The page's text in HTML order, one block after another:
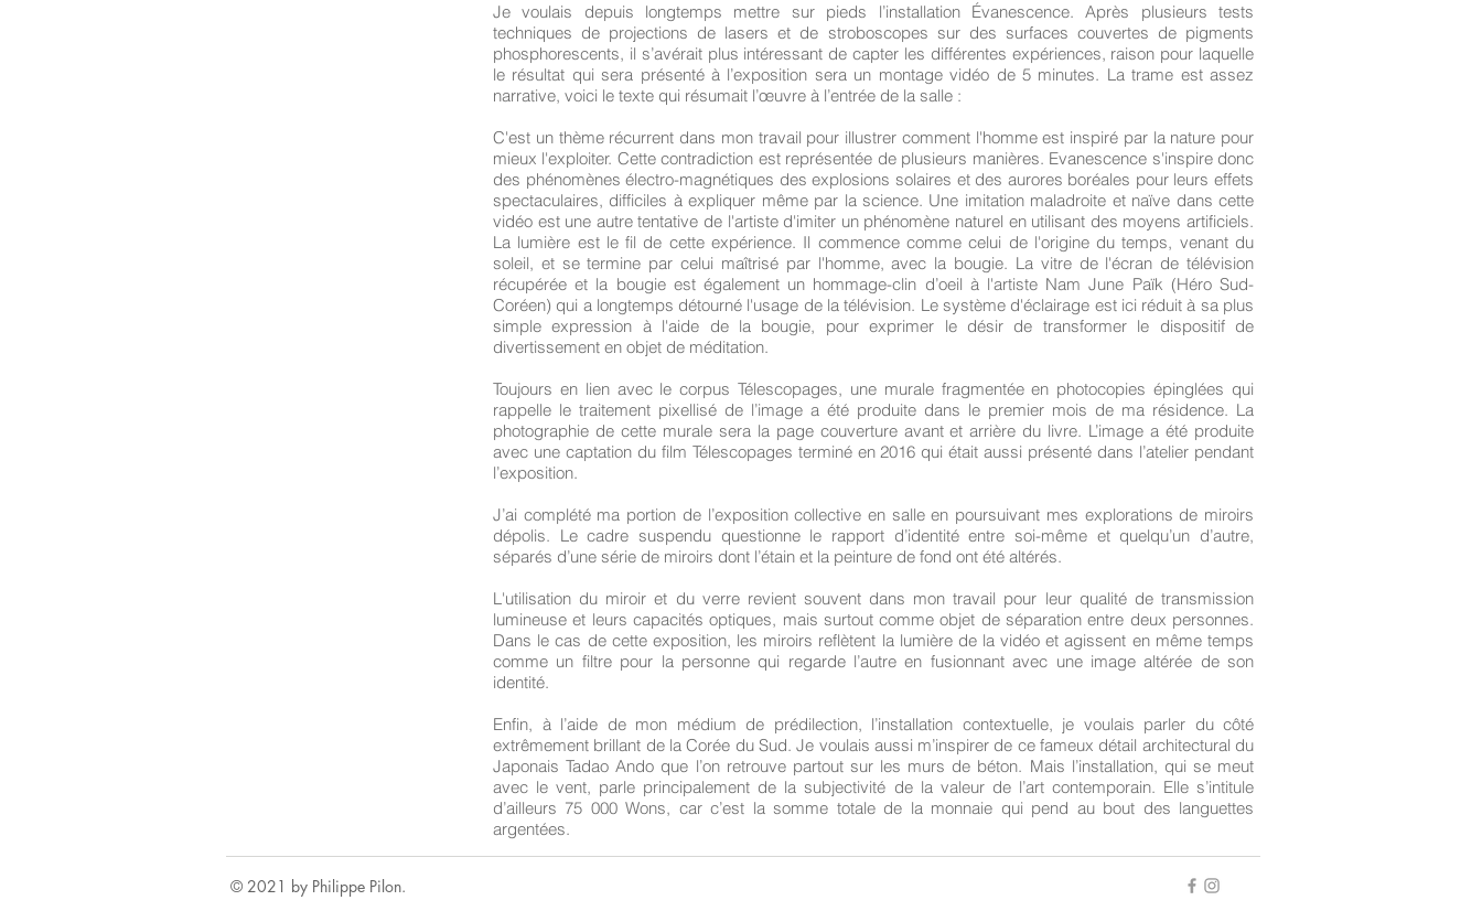
Je voulais depuis longtemps mettre sur pieds l’installation Évanescence. Après plusieurs tests
techniques de projections de lasers et de stroboscopes sur des surfaces couvertes de pigments
phosphorescents, il s’avérait plus intéressant de capter les différentes expériences, raison pour laquelle
le résultat qui sera présenté à l’exposition sera un montage vidéo de 5 minutes. La trame est assez
narrative, voici le texte qui résumait l’œuvre à l’entrée de la salle :
C'est un thème récurrent dans mon travail pour illustrer comment l'homme est inspiré par la nature pour
mieux l'exploiter. Cette contradiction est représentée de plusieurs manières. Evanescence s'inspire donc
des phénomènes électro-magnétiques des explosions solaires et des aurores boréales pour leurs effets
spectaculaires, difficiles à expliquer même par la science. Une imitation maladroite et naïve dans cette
vidéo est une autre tentative de l'artiste d'imiter un phénomène naturel en utilisant des moyens artificiels.
La lumière est le fil de cette expérience. Il commence comme celui de l'origine du temps, venant du
soleil, et se termine par celui maîtrisé par l'homme, avec la bougie. La vitre de l'écran de télévision
récupérée et la bougie est également un hommage-clin d’oeil à l'artiste Nam June Païk (Héro Sud-
Coréen) qui a longtemps détourné l'usage de la télévision. Le système d'éclairage est ici réduit à sa plus
simple expression à l'aide de la bougie, pour exprimer le désir de transformer le dispositif de
divertissement en objet de méditation.
Toujours en lien avec le corpus Télescopages, une murale fragmentée en photocopies épinglées qui
rappelle le traitement pixellisé de l’image a été produite dans le premier mois de ma résidence. La
photographie de cette murale sera la page couverture avant et arrière du livre. L’image a été produite
avec une captation du film Télescopages terminé en 2016 qui était aussi présenté dans l’atelier pendant
l’exposition.
J’ai complété ma portion de l’exposition collective en salle en poursuivant mes explorations de miroirs
dépolis. Le cadre suspendu questionne le rapport d’identité entre soi-même et quelqu’un d’autre,
séparés d’une série de miroirs dont l’étain et la peinture de fond ont été altérés.
L'utilisation du miroir et du verre revient souvent dans mon travail pour leur qualité de transmission
lumineuse et leurs capacités optiques, mais surtout comme objet de séparation entre deux personnes.
Dans le cas de cette exposition, les miroirs reflètent la lumière de la vidéo et agissent en même temps
comme un filtre pour la personne qui regarde l’autre en fusionnant avec une image altérée de son
identité.
Enfin, à l’aide de mon médium de prédilection, l’installation contextuelle, je voulais parler du côté
extrêmement brillant de la Corée du Sud. Je voulais aussi m’inspirer de ce fameux détail architectural du
Japonais Tadao Ando que l’on retrouve partout sur les murs de béton. Mais l’installation, qui se meut
avec le vent, parle principalement de la subjectivité de la valeur de l’art contemporain. Elle s’intitule
d’ailleurs 75 000 Wons, car c’est la somme totale de la monnaie qui pend au bout des languettes
argentées.
© 2021 by Philippe Pilon.